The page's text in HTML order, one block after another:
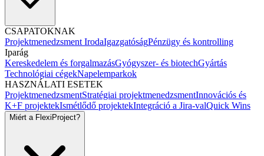
CSAPATOKNAK
Projektmenedzsment IrodaIgazgatóságPénzügy és kontrolling
Iparág
Kereskedelem és forgalmazásGyógyszer- és biotechGyártás
Technológiai cégekNapelemparkok
HASZNÁLATI ESETEK
ProjektmenedzsmentStratégiai projektmenedzsmentInnovációs és
K+F projektekIsmétlődő projektekIntegráció a Jira-valQuick Wins
Miért a FlexiProject?